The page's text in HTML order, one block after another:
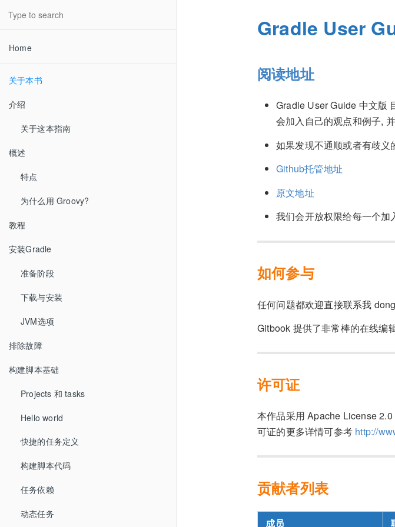
Home
关于本书
介绍
关于这本指南
概述
特点
为什么用 Groovy?
教程
安装Gradle
准备阶段
下载与安装
JVM选项
排除故障
构建脚本基础
Projects 和 tasks
Hello world
快捷的任务定义
构建脚本代码
任务依赖
动态任务
Gradle User
阅读地址
Gradle User Guide 中文版
会加入自己的观点和例子,
如果发现不通顺或者有歧义
Github托管地址
原文地址
我们会开放权限给每一个
如何参与
任何问题都欢迎直接联系我
Gitbook 提供了非常棒的在线编
许可证
本作品采用 Apache License
可证的更多详情可参考 http://
贡献者列表
成员